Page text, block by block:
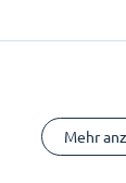
Mehr